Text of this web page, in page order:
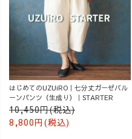
はじめてのUZUiRO｜七分丈ガーゼバル
ーンパンツ（生成り）｜STARTER
10,450円(税込)
8,800円(税込)